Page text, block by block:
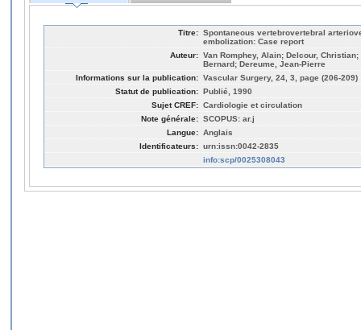
Titre: Spontaneous vertebrovertebral
embolization: Case report
Auteur: Van Romphey, Alain; Delcour,
Bernard; Dereume, Jean-Pierre
Informations sur la publication: Vascular Surgery, 24, 3, page (206-209)
Statut de publication: Publié, 1990
Sujet CREF: Cardiologie et circulation
Note générale: SCOPUS: ar.j
Langue: Anglais
Identificateurs: urn:issn:0042-2835
info:scp/0025308043